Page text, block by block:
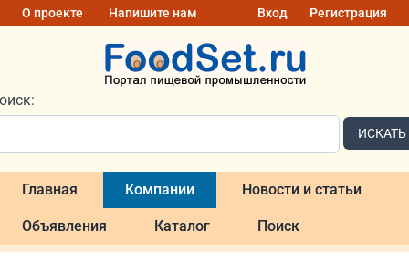
О проекте Напишите нам Вход Регистрация
ИСКАТЬ
Главная Компании Новости и статьи
Объявления Каталог Поиск